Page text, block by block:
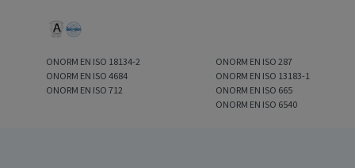
ONORM EN ISO 18134-2
ONORM EN ISO 4684
ONORM EN ISO 712
ONORM EN ISO 287
ONORM EN ISO 13183-1
ONORM EN ISO 665
ONORM EN ISO 6540